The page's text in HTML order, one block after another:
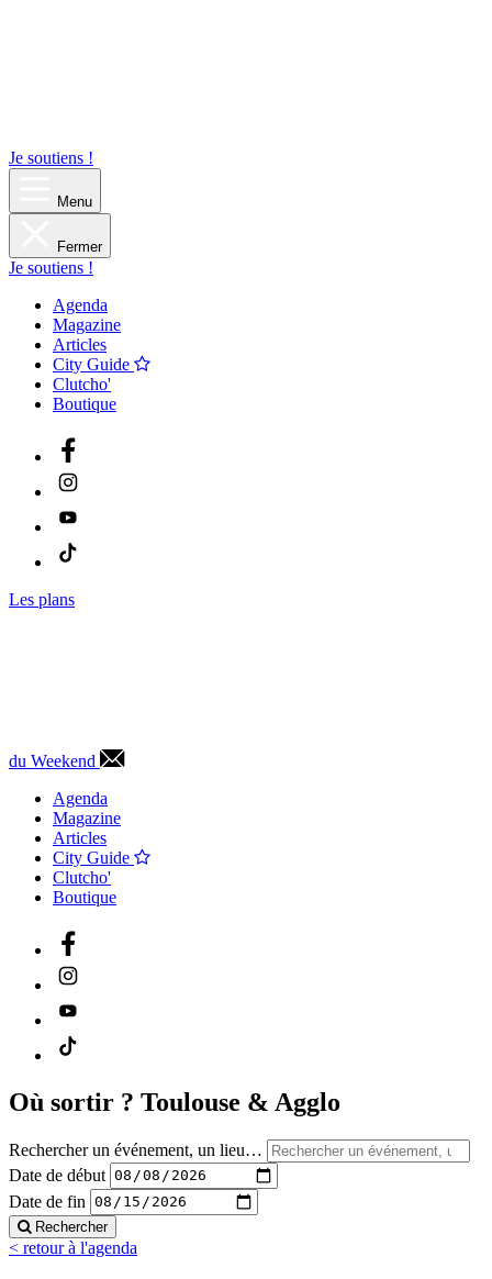
Je soutiens !
Menu
Fermer
Je soutiens !
Agenda
Magazine
Articles
City Guide
Clutcho'
Boutique
Les plans
du Weekend
Agenda
Magazine
Articles
City Guide
Clutcho'
Boutique
Où sortir ? Toulouse & Agglo
Rechercher un événement, un lieu…
Date de début
Date de fin
Rechercher
< retour à l'agenda